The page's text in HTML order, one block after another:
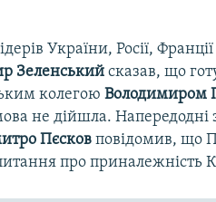
України, Росії, Франції
Зеленський сказав, що
колегоюВолодимиром
не дійшла. Напередодні
Пєсков повідомив, що
про приналежність